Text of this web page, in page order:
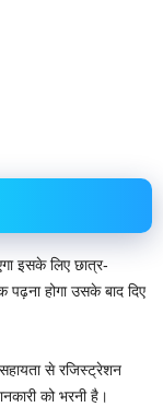
इसके लिए छात्र-
होगा उसके बाद दिए
से रजिस्ट्रेशन
को भरनी है।